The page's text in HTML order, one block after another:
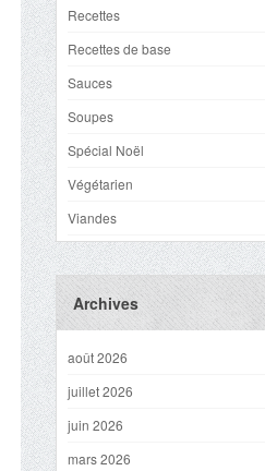
Recettes
Recettes de base
Sauces
Soupes
Spécial Noël
Végétarien
Viandes
Archives
août 2026
juillet 2026
juin 2026
mars 2026